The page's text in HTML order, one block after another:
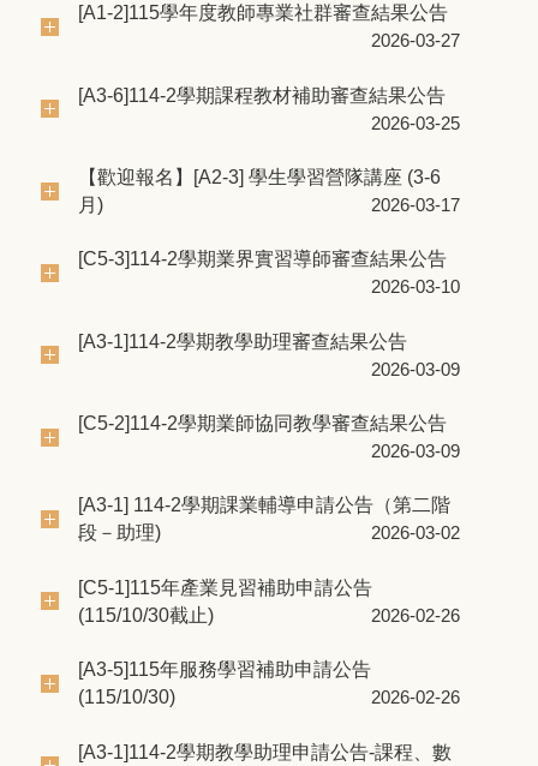
[A1-2]115學年度教師專業社群審查結果公告
2026-03-27
[A3-6]114-2學期課程教材補助審查結果公告
2026-03-25
【歡迎報名】[A2-3] 學生學習營隊講座 (3-6
月)
2026-03-17
[C5-3]114-2學期業界實習導師審查結果公告
2026-03-10
[A3-1]114-2學期教學助理審查結果公告
2026-03-09
[C5-2]114-2學期業師協同教學審查結果公告
2026-03-09
[A3-1] 114-2學期課業輔導申請公告（第二階
段－助理)
2026-03-02
[C5-1]115年產業見習補助申請公告
(115/10/30截止)
2026-02-26
[A3-5]115年服務學習補助申請公告
(115/10/30)
2026-02-26
[A3-1]114-2學期教學助理申請公告-課程、數